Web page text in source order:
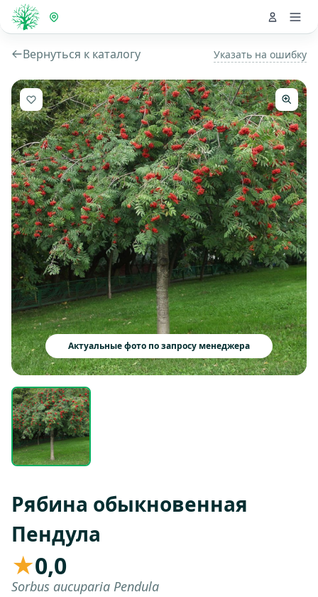
Вернуться к каталогу Указать на ошибку
Актуальные фото по запросу менеджера
Рябина обыкновенная
Пендула
★0,0
Sorbus aucuparia Pendula